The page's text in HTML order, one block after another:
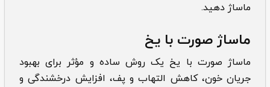
ماساژ دهید.
ماساژ صورت با یخ
ماساژ صورت با یخ یک روش ساده و مؤثر برای بهبود
جریان خون، کاهش التهاب و پف، افزایش درخشندگی و